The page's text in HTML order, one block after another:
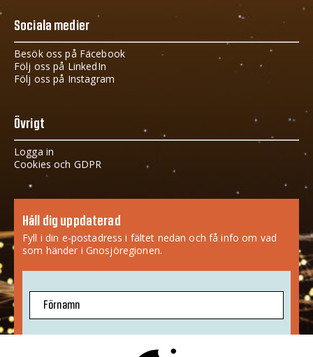
Sociala medier
Besök oss på Facebook
Följ oss på LinkedIn
Följ oss på Instagram
Övrigt
Logga in
Cookies och GDPR
Håll dig uppdaterad
Fyll i din e-postadress i fältet nedan och få info om vad
som händer i Gnosjöregionen.
Förnamn